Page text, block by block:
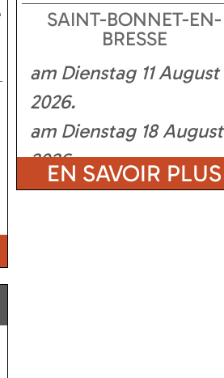
SAINT-BONNET-EN-
BRESSE
am Dienstag 11 August
2026
am Dienstag 18 August
2026EN SAVOIR PLUS
sélection